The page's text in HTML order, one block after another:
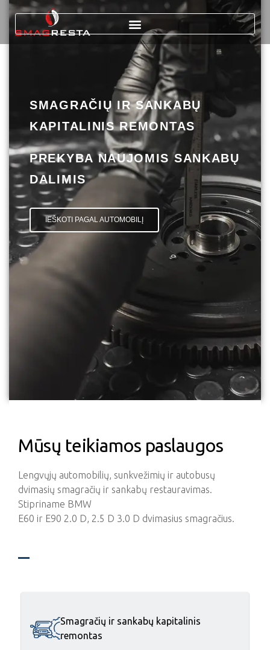
SMAGRAČIŲ IR SANKABŲ
KAPITALINIS REMONTAS
PREKYBA NAUJOMIS SANKABŲ
DALIMIS
IEŠKOTI PAGAL AUTOMOBILĮ
Mūsų teikiamos paslaugos
Lengvųjų automobilių, sunkvežimių ir autobusų
dvimasių smagračių ir sankabų restauravimas.
Stipriname BMW
E60 ir E90 2.0 D, 2.5 D 3.0 D dvimasius smagračius.
Smagračių ir sankabų kapitalinis
remontas